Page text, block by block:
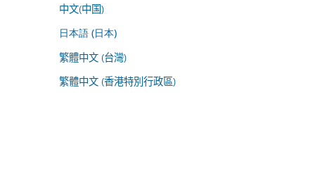
中文(中国)
日本語 (日本)
繁體中文 (台灣)
繁體中文 (香港特別行政區)